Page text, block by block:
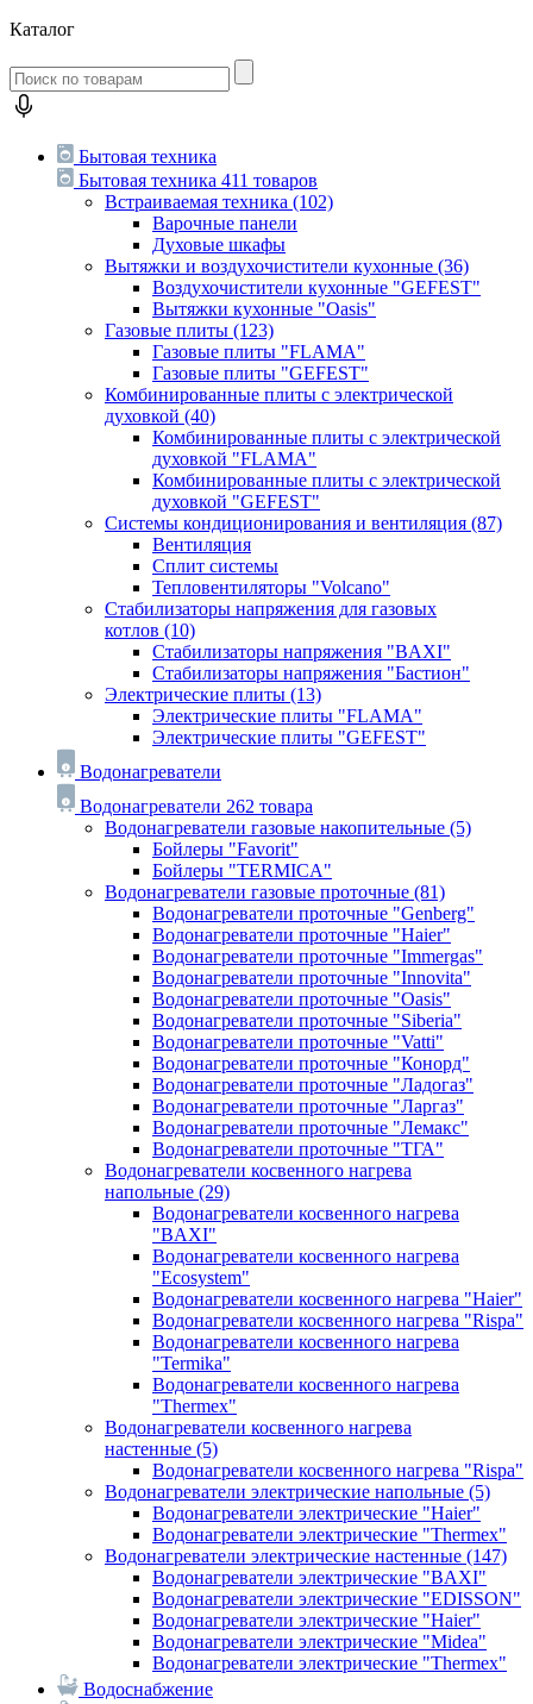
Каталог
Бытовая техника
Бытовая техника 411 товаров
Встраиваемая техника (102)
Варочные панели
Духовые шкафы
Вытяжки и воздухочистители кухонные (36)
Воздухочистители кухонные "GEFEST"
Вытяжки кухонные "Oasis"
Газовые плиты (123)
Газовые плиты "FLAMA"
Газовые плиты "GEFEST"
Комбинированные плиты с электрической
духовкой (40)
Комбинированные плиты с электрической
духовкой "FLAMA"
Комбинированные плиты с электрической
духовкой "GEFEST"
Системы кондиционирования и вентиляция (87)
Вентиляция
Сплит системы
Тепловентиляторы "Volcano"
Стабилизаторы напряжения для газовых
котлов (10)
Стабилизаторы напряжения "BAXI"
Стабилизаторы напряжения "Бастион"
Электрические плиты (13)
Электрические плиты "FLAMA"
Электрические плиты "GEFEST"
Водонагреватели
Водонагреватели 262 товара
Водонагреватели газовые накопительные (5)
Бойлеры "Favorit"
Бойлеры "TERMICA"
Водонагреватели газовые проточные (81)
Водонагреватели проточные "Genberg"
Водонагреватели проточные "Haier"
Водонагреватели проточные "Immergas"
Водонагреватели проточные "Innovita"
Водонагреватели проточные "Oasis"
Водонагреватели проточные "Siberia"
Водонагреватели проточные "Vatti"
Водонагреватели проточные "Конорд"
Водонагреватели проточные "Ладогаз"
Водонагреватели проточные "Ларгаз"
Водонагреватели проточные "Лемакс"
Водонагреватели проточные "ТГА"
Водонагреватели косвенного нагрева
напольные (29)
Водонагреватели косвенного нагрева
"BAXI"
Водонагреватели косвенного нагрева
"Ecosystem"
Водонагреватели косвенного нагрева "Haier"
Водонагреватели косвенного нагрева "Rispa"
Водонагреватели косвенного нагрева
"Termika"
Водонагреватели косвенного нагрева
"Thermex"
Водонагреватели косвенного нагрева
настенные (5)
Водонагреватели косвенного нагрева "Rispa"
Водонагреватели электрические напольные (5)
Водонагреватели электрические "Haier"
Водонагреватели электрические "Thermex"
Водонагреватели электрические настенные (147)
Водонагреватели электрические "BAXI"
Водонагреватели электрические "EDISSON"
Водонагреватели электрические "Haier"
Водонагреватели электрические "Midea"
Водонагреватели электрические "Thermex"
Водоснабжение